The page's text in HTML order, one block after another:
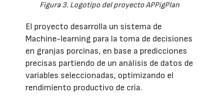
Figura 3. Logotipo del proyecto APPigPlan
El proyecto desarrolla un sistema de
Machine-learning para la toma de decisiones
en granjas porcinas, en base a predicciones
precisas partiendo de un análisis de datos de
variables seleccionadas, optimizando el
rendimiento productivo de cría.